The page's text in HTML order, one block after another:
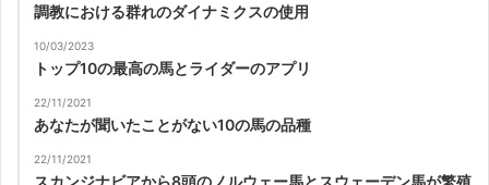
調教における群れのダイナミクスの使用
10/03/2023
トップ10の最高の馬とライダーのアプリ
22/11/2021
あなたが聞いたことがない10の馬の品種
22/11/2021
スカンジナビアから8頭のノルウェー馬とスウェーデン馬が繁殖